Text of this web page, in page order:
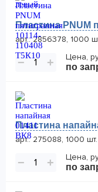
Пластина PNUM
арт.: 2856378, 1000
− +
Цена,
по
Пластина
арт.: 275088, 1000 шт.
− +
Цена,
по